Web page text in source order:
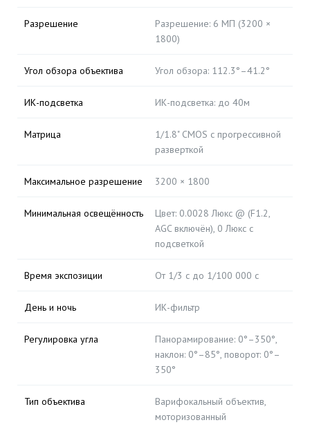
Разрешение
Разрешение: 6 МП (3200 ×
1800)
Угол обзора объектива Угол обзора: 112.3°–41.2°
ИК-подсветка ИК-подсветка: до 40м
Матрица
1/1.8" CMOS с прогрессивной
разверткой
Максимальное разрешение 3200 × 1800
Минимальная освещённость
Цвет: 0.0028 Люкс @ (F1.2,
AGC включён), 0 Люкс с
подсветкой
Время экспозиции От 1/3 с до 1/100 000 с
День и ночь ИК-фильтр
Регулировка угла
Панорамирование: 0°–350°,
наклон: 0°–85°, поворот: 0°–
350°
Тип объектива
Варифокальный объектив,
моторизованный